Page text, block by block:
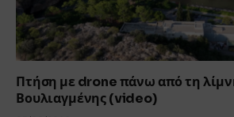
Πτήση με drone πάνω από τη
Βουλιαγμένης (video)